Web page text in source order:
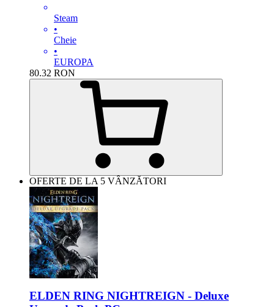
Steam
•
Cheie
•
EUROPA
80.32 RON
OFERTE DE LA 5 VÂNZĂTORI
ELDEN RING NIGHTREIGN - Deluxe